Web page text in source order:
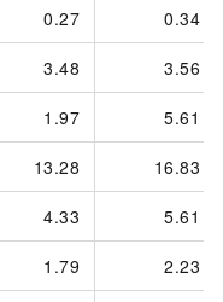
0.27 0.34
3.48 3.56
1.97 5.61
13.28 16.83
4.33 5.61
1.79 2.23